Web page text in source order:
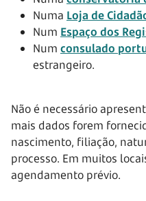
Numa Loja de
Num Espaço dos
Num consulado
estrangeiro.
Não é necessário
mais dados forem
nascimento, filiação,
processo. Em muitos
agendamento prévio.